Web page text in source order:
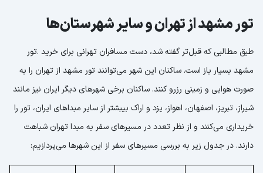
تور مشهد از تهران و سایر شهرستان‌ها
طبق مطالبی که قبل‌تر گفته شد، دست مسافران تهرانی برای خرید .تور
مشهد بسیار باز است. ساکنان این شهر می‌توانند تور مشهد از تهران را به
صورت هوایی و زمینی رزرو کنند. ساکنان برخی شهرهای دیگر ایران نیز مانند
شیراز، تبریز، اصفهان، اهواز، یزد و اراک بیبشتر از سایر مبداهای ایران، تور را
خریداری می‌کنند و از نظر تعدد در مسیرهای سفر به مبدا تهران شباهت
دارند. در جدول زیر به بررسی مسیرهای سفر از این شهرها می‌پردازیم: